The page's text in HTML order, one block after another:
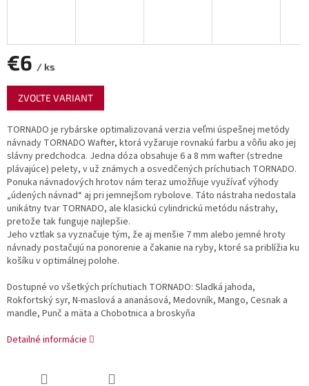
€6 / ks
Jednotková
cena:
ZVOĽTE VARIANT
TORNADO je rybárske optimalizovaná verzia veľmi úspešnej metódy
návnady TORNADO Wafter, ktorá vyžaruje rovnakú farbu a vôňu ako jej
slávny predchodca. Jedna dóza obsahuje 6 a 8 mm wafter (stredne
plávajúce) pelety, v už známych a osvedčených príchutiach TORNADO.
Ponuka návnadových hrotov nám teraz umožňuje využívať výhody
„údených návnad“ aj pri jemnejšom rybolove. Táto nástraha nedostala
unikátny tvar TORNADO, ale klasickú cylindrickú metódu nástrahy,
pretože tak funguje najlepšie.
Jeho vztlak sa vyznačuje tým, že aj menšie 7 mm alebo jemné hroty
návnady postačujú na ponorenie a čakanie na ryby, ktoré sa priblížia ku
košíku v optimálnej polohe.
Dostupné vo všetkých príchutiach TORNADO: Sladká jahoda,
Rokfortský syr, N-maslová a ananásová, Medovník, Mango, Cesnak a
mandle, Punč a mäta a Chobotnica a broskyňa
Detailné informácie